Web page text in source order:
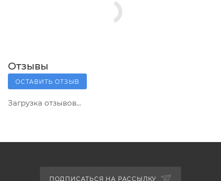
Отзывы
ОСТАВИТЬ ОТЗЫВ
Загрузка отзывов...
ПОДПИСАТЬСЯ НА РАССЫЛКУ